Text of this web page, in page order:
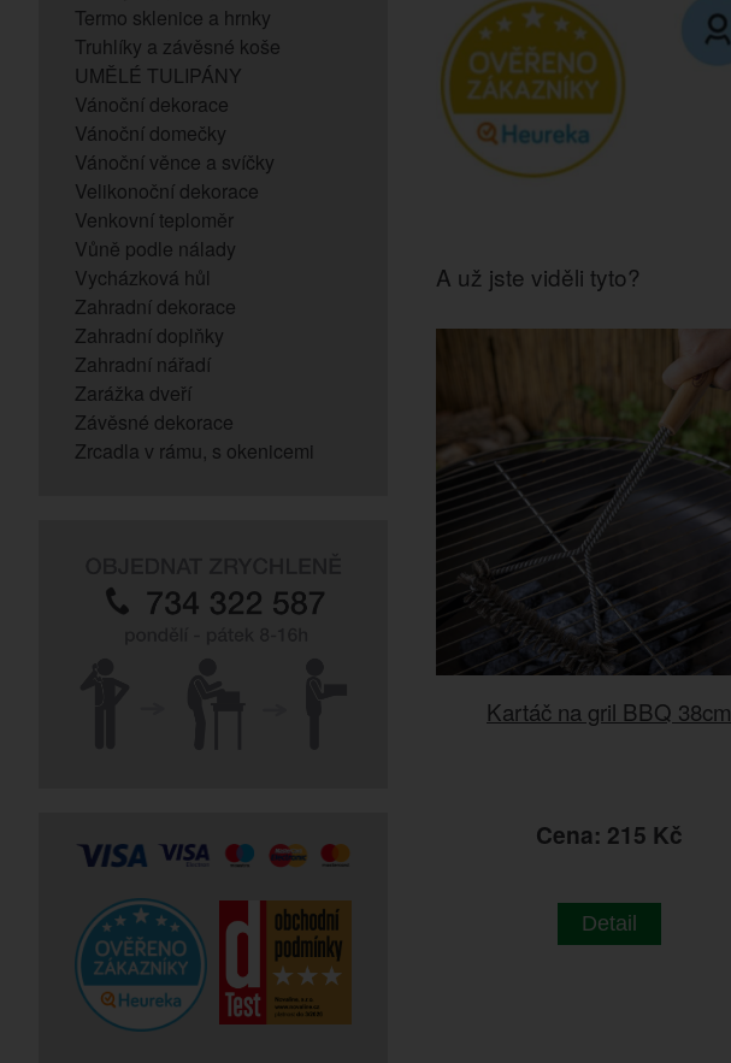
Termo sklenice a hrnky
Truhlíky a závěsné koše
UMĚLÉ TULIPÁNY
Vánoční dekorace
Vánoční domečky
Vánoční věnce a svíčky
Velikonoční dekorace
Venkovní teploměr
Vůně podle nálady
Vycházková hůl
Zahradní dekorace
Zahradní doplňky
Zahradní nářadí
Zarážka dveří
Závěsné dekorace
Zrcadla v rámu, s okenicemi
A už jste viděli tyto?
Kartáč na gril BBQ 38cm
Cena: 215 Kč
Detail